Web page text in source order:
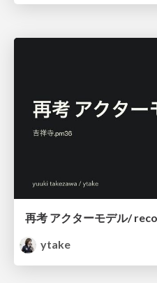
再考 アクターモデル/
ytake